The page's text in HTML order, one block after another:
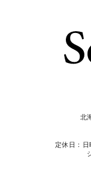
北
定休日：日